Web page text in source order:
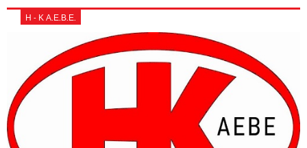
Η - Κ Α.Ε.Β.Ε.